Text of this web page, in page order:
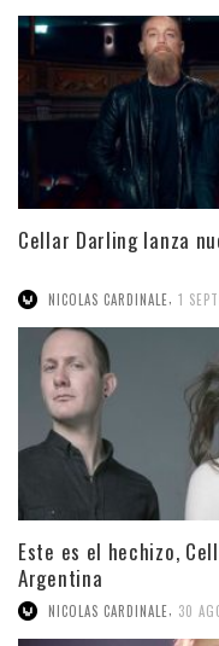
Cellar Darling lanza
NICOLAS CARDINALE, 1
Este es el hechizo,
Argentina
NICOLAS CARDINALE 30